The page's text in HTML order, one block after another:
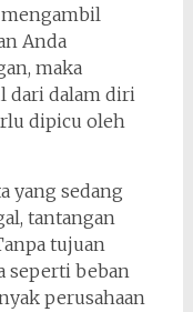
Anda
maka
dari dalam diri
dipicu oleh
yang sedang
tantangan
tujuan
seperti beban
perusahaan